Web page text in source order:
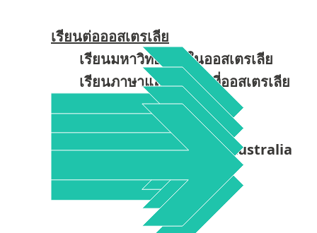
เรียนต่อออสเตรเลีย
เรียนมหาวิทยาลัยในออสเตรเลีย
เรียนภาษาและทำงานที่ออสเตรเลีย
เรียนต่อออสเตรเลีย
เรียนต่อต่างประเทศ
เรียนต่อออสเตรเลียดีมั้ย Australia